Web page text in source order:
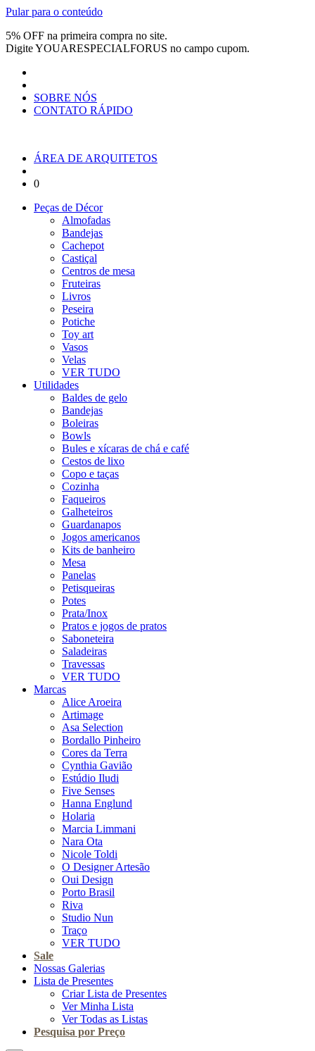
Pular para o conteúdo
5% OFF na primeira compra no site.
DigiteYOUARESPECIALFORUS no campo cupom.
SOBRE NÓS
CONTATO RÁPIDO
ÁREA DE ARQUITETOS
0
Peças de Décor
Almofadas
Bandejas
Cachepot
Castiçal
Centros de mesa
Fruteiras
Livros
Peseira
Potiche
Toy art
Vasos
Velas
VER TUDO
Utilidades
Baldes de gelo
Bandejas
Boleiras
Bowls
Bules e xícaras de chá e café
Cestos de lixo
Copo e taças
Cozinha
Faqueiros
Galheteiros
Guardanapos
Jogos americanos
Kits de banheiro
Mesa
Panelas
Petisqueiras
Potes
Prata/Inox
Pratos e jogos de pratos
Saboneteira
Saladeiras
Travessas
VER TUDO
Marcas
Alice Aroeira
Artimage
Asa Selection
Bordallo Pinheiro
Cores da Terra
Cynthia Gavião
Estúdio Iludi
Five Senses
Hanna Englund
Holaria
Marcia Limmani
Nara Ota
Nicole Toldi
O Designer Artesão
Oui Design
Porto Brasil
Riva
Studio Nun
Traço
VER TUDO
Sale
Nossas Galerias
Lista de Presentes
Criar Lista de Presentes
Ver Minha Lista
Ver Todas as Listas
Pesquisa por Preço